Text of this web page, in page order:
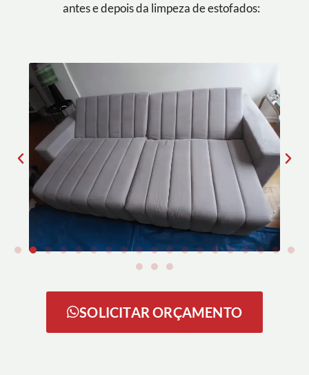
antes e depois da limpeza de estofados:
SOLICITAR ORÇAMENTO